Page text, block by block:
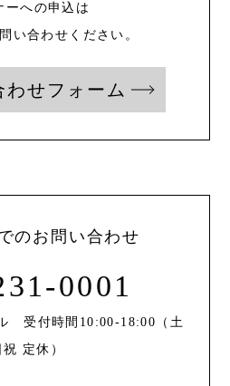
ーへの申込は
い合わせください。
わせフォーム
のお問い合わせ
0001
受付時間10:00-18:00（土
祝 定休）